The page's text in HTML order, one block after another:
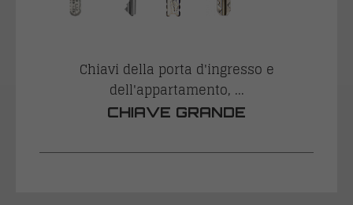
Chiavi della porta d'ingresso e
dell'appartamento, ...
CHIAVE GRANDE